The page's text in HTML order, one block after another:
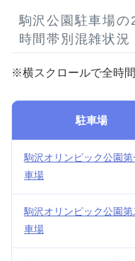
駒沢公園駐車場
時間帯別混雑状況
※横スクロールで全時
駐車場
駒沢オリンピック公園第
車場
駒沢オリンピック公園第
車場